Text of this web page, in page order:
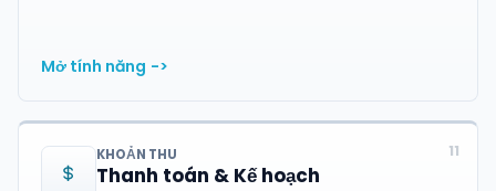
Mở tính năng ->
11
KHOẢN THU
Thanh toán & Kế hoạch